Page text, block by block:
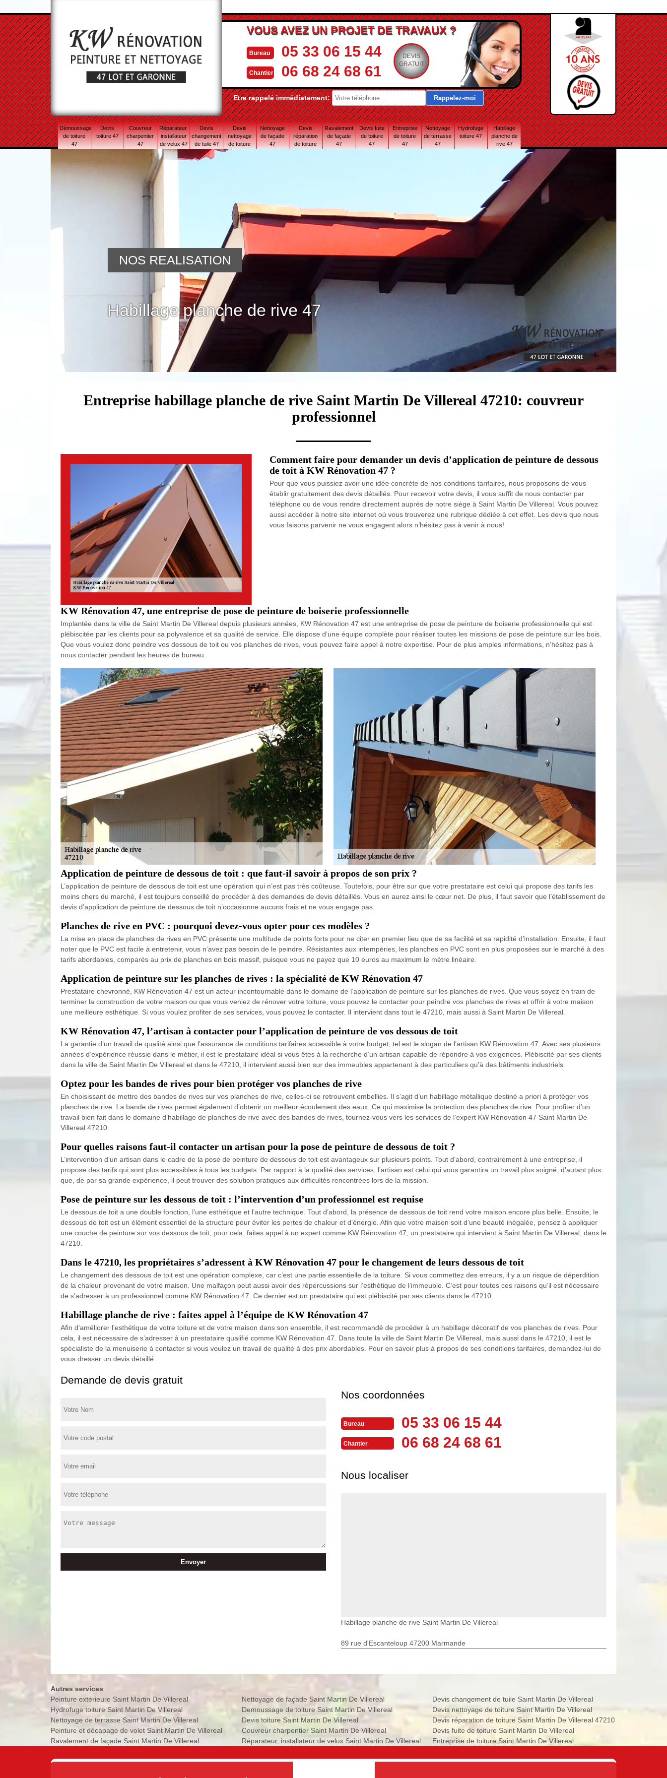
VOUS AVEZ UN PROJET DE TRAVAUX ?
Bureau 05 33 06 15 44
Chantier 06 68 24 68 61
DEVIS
GRATUIT
Etre rappelé immédiatement:
Démoussage
de toiture
47
Devis
toiture 47
Couvreur
charpentier
47
Réparateur,
installateur
de velux 47
Devis
changement
de tuile 47
Devis
nettoyage
de toiture
Nettoyage
de façade
47
Devis
réparation
de toiture
Ravalement
de façade
47
Devis fuite
de toiture
47
Entreprise
de toiture
47
Nettoyage
de terrasse
47
Hydrofuge
toiture 47
Habillage
planche de
rive 47
Habillage planche de rive 47
NOS REALISATION
Entreprise habillage planche de rive Saint Martin De Villereal 47210: couvreur
professionnel
Comment faire pour demander un devis d’application de peinture de dessous
de toit à KW Rénovation 47 ?
Pour que vous puissiez avoir une idée concrète de nos conditions tarifaires, nous proposons de vous
établir gratuitement des devis détaillés. Pour recevoir votre devis, il vous suffit de nous contacter par
téléphone ou de vous rendre directement auprès de notre siège à Saint Martin De Villereal. Vous pouvez
aussi accéder à notre site internet où vous trouverez une rubrique dédiée à cet effet. Les devis que nous
vous faisons parvenir ne vous engagent alors n’hésitez pas à venir à nous!
KW Rénovation 47, une entreprise de pose de peinture de boiserie professionnelle
Implantée dans la ville de Saint Martin De Villereal depuis plusieurs années, KW Rénovation 47 est une entreprise de pose de peinture de boiserie professionnelle qui est
plébiscitée par les clients pour sa polyvalence et sa qualité de service. Elle dispose d’une équipe complète pour réaliser toutes les missions de pose de peinture sur les bois.
Que vous voulez donc peindre vos dessous de toit ou vos planches de rives, vous pouvez faire appel à notre expertise. Pour de plus amples informations, n’hésitez pas à
nous contacter pendant les heures de bureau.
Application de peinture de dessous de toit : que faut-il savoir à propos de son prix ?
L’application de peinture de dessous de toit est une opération qui n’est pas très coûteuse. Toutefois, pour être sur que votre prestataire est celui qui propose des tarifs les
moins chers du marché, il est toujours conseillé de procéder à des demandes de devis détaillés. Vous en aurez ainsi le cœur net. De plus, il faut savoir que l’établissement de
devis d’application de peinture de dessous de toit n’occasionne aucuns frais et ne vous engage pas.
Planches de rive en PVC : pourquoi devez-vous opter pour ces modèles ?
La mise en place de planches de rives en PVC présente une multitude de points forts pour ne citer en premier lieu que de sa facilité et sa rapidité d’installation. Ensuite, il faut
noter que le PVC est facile à entretenir, vous n’avez pas besoin de le peindre. Résistantes aux intempéries, les planches en PVC sont en plus proposées sur le marché à des
tarifs abordables, comparés au prix de planches en bois massif, puisque vous ne payez que 10 euros au maximum le mètre linéaire.
Application de peinture sur les planches de rives : la spécialité de KW Rénovation 47
Prestataire chevronné, KW Rénovation 47 est un acteur incontournable dans le domaine de l’application de peinture sur les planches de rives. Que vous soyez en train de
terminer la construction de votre maison ou que vous veniez de rénover votre toiture, vous pouvez le contacter pour peindre vos planches de rives et offrir à votre maison
une meilleure esthétique. Si vous voulez profiter de ses services, vous pouvez le contacter. Il intervient dans tout le 47210, mais aussi à Saint Martin De Villereal.
KW Rénovation 47, l’artisan à contacter pour l’application de peinture de vos dessous de toit
La garantie d’un travail de qualité ainsi que l’assurance de conditions tarifaires accessible à votre budget, tel est le slogan de l’artisan KW Rénovation 47. Avec ses plusieurs
années d’expérience réussie dans le métier, il est le prestataire idéal si vous êtes à la recherche d’un artisan capable de répondre à vos exigences. Plébiscité par ses clients
dans la ville de Saint Martin De Villereal et dans le 47210, il intervient aussi bien sur des immeubles appartenant à des particuliers qu’à des bâtiments industriels.
Optez pour les bandes de rives pour bien protéger vos planches de rive
En choisissant de mettre des bandes de rives sur vos planches de rive, celles-ci se retrouvent embellies. Il s’agit d’un habillage métallique destiné a priori à protéger vos
planches de rive. La bande de rives permet également d’obtenir un meilleur écoulement des eaux. Ce qui maximise la protection des planches de rive. Pour profiter d’un
travail bien fait dans le domaine d’habillage de planches de rive avec des bandes de rives, tournez-vous vers les services de l’expert KW Rénovation 47 Saint Martin De
Villereal 47210.
Pour quelles raisons faut-il contacter un artisan pour la pose de peinture de dessous de toit ?
L’intervention d’un artisan dans le cadre de la pose de peinture de dessous de toit est avantageux sur plusieurs points. Tout d’abord, contrairement à une entreprise, il
propose des tarifs qui sont plus accessibles à tous les budgets. Par rapport à la qualité des services, l’artisan est celui qui vous garantira un travail plus soigné, d’autant plus
que, de par sa grande expérience, il peut trouver des solution pratiques aux difficultés rencontrées lors de la mission.
Pose de peinture sur les dessous de toit : l’intervention d’un professionnel est requise
Le dessous de toit a une double fonction, l’une esthétique et l’autre technique. Tout d’abord, la présence de dessous de toit rend votre maison encore plus belle. Ensuite, le
dessous de toit est un élément essentiel de la structure pour éviter les pertes de chaleur et d’énergie. Afin que votre maison soit d’une beauté inégalée, pensez à appliquer
une couche de peinture sur vos dessous de toit, pour cela, faites appel à un expert comme KW Rénovation 47, un prestataire qui intervient à Saint Martin De Villereal, dans le
47210.
Dans le 47210, les propriétaires s’adressent à KW Rénovation 47 pour le changement de leurs dessous de toit
Le changement des dessous de toit est une opération complexe, car c’est une partie essentielle de la toiture. Si vous commettez des erreurs, il y a un risque de déperdition
de la chaleur provenant de votre maison. Une malfaçon peut aussi avoir des répercussions sur l’esthétique de l’immeuble. C’est pour toutes ces raisons qu’il est nécessaire
de s’adresser à un professionnel comme KW Rénovation 47. Ce dernier est un prestataire qui est plébiscité par ses clients dans le 47210.
Habillage planche de rive : faites appel à l’équipe de KW Rénovation 47
Afin d’améliorer l’esthétique de votre toiture et de votre maison dans son ensemble, il est recommandé de procéder à un habillage décoratif de vos planches de rives. Pour
cela, il est nécessaire de s’adresser à un prestataire qualifié comme KW Rénovation 47. Dans toute la ville de Saint Martin De Villereal, mais aussi dans le 47210, il est le
spécialiste de la menuiserie à contacter si vous voulez un travail de qualité à des prix abordables. Pour en savoir plus à propos de ses conditions tarifaires, demandez-lui de
vous dresser un devis détaillé.
Demande de devis gratuit
Nos coordonnées
Bureau 05 33 06 15 44
Chantier 06 68 24 68 61
Nous localiser
Habillage planche de rive Saint Martin De Villereal
89 rue d'Escanteloup 47200 Marmande
Autres services
Peinture extérieure Saint Martin De Villereal
Hydrofuge toiture Saint Martin De Villereal
Nettoyage de terrasse Saint Martin De Villereal
Peinture et décapage de volet Saint Martin De Villereal
Ravalement de façade Saint Martin De Villereal
Nettoyage de façade Saint Martin De Villereal
Demoussage de toiture Saint Martin De Villereal
Devis toiture Saint Martin De Villereal
Couvreur charpentier Saint Martin De Villereal
Réparateur, installateur de velux Saint Martin De Villereal
Devis changement de tuile Saint Martin De Villereal
Devis nettoyage de toiture Saint Martin De Villereal
Devis réparation de toiture Saint Martin De Villereal 47210
Devis fuite de toiture Saint Martin De Villereal
Entreprise de toiture Saint Martin De Villereal